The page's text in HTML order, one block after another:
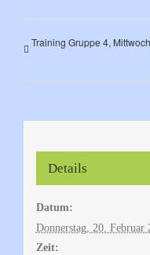
Training Gruppe 4, Mittwoch
Details
Datum:
Donnerstag, 20. Februar
Zeit: